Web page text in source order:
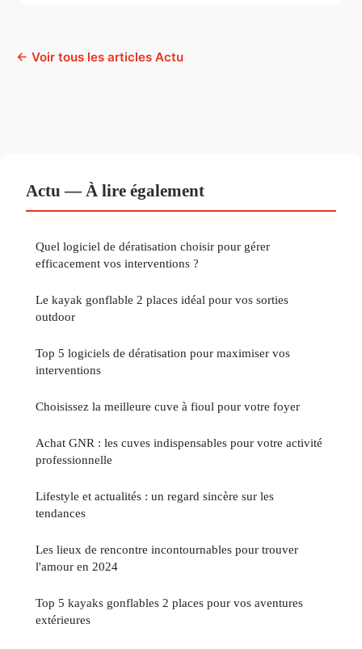
← Voir tous les articles Actu
Actu — À lire également
Quel logiciel de dératisation choisir pour gérer
efficacement vos interventions ?
Le kayak gonflable 2 places idéal pour vos sorties
outdoor
Top 5 logiciels de dératisation pour maximiser vos
interventions
Choisissez la meilleure cuve à fioul pour votre foyer
Achat GNR : les cuves indispensables pour votre activité
professionnelle
Lifestyle et actualités : un regard sincère sur les
tendances
Les lieux de rencontre incontournables pour trouver
l'amour en 2024
Top 5 kayaks gonflables 2 places pour vos aventures
extérieures